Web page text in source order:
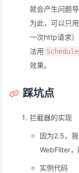
就会产生问题
为此，可以只
一次http请求
法用
效果。
踩坑点
拦截器的实现
因为2.5，
WebFliter
实例代码